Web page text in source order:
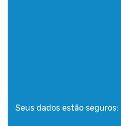
Seus dados estão seguros: